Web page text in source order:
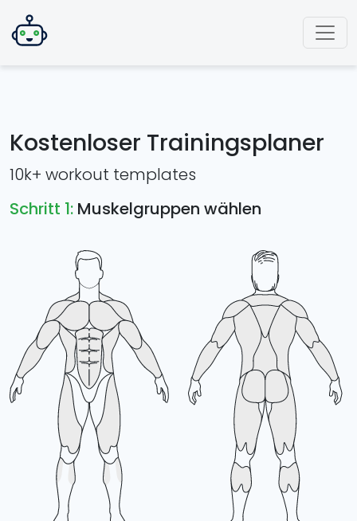
Kostenloser Trainingsplaner
10k+ workout templates
Schritt 1: Muskelgruppen wählen